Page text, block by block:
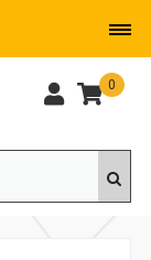
0